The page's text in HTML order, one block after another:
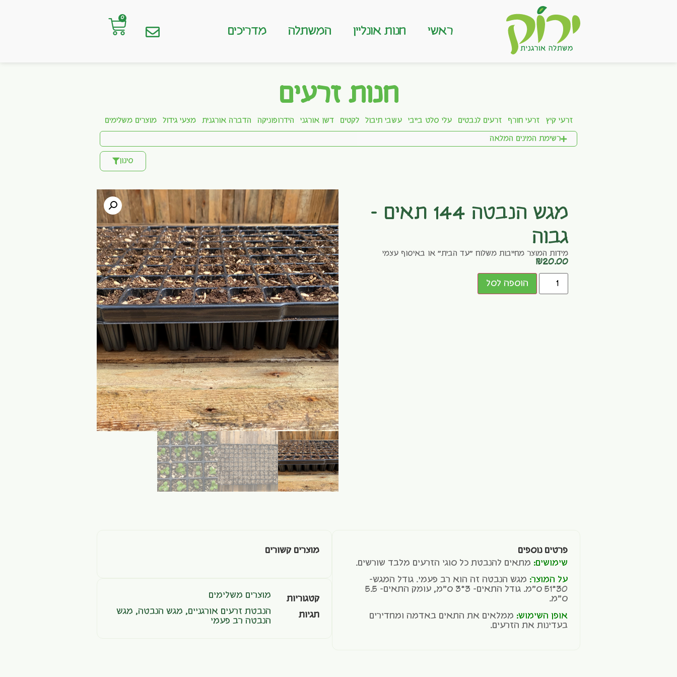
ראשי חנות אונליין המשתלה מדריכים
0
חנות זרעים
זרעי קיץ זרעי חורף זרעים לנבטים עלי סלט בייבי עשבי תיבול לקטים דשן אורגני הידרופוניקה הדברה אורגנית מצעי גידול מוצרים משלימים
רשימת המינים המלאה
סינון
מגש הנבטה 144 תאים –
גבוה
מידות המוצר מחייבות משלוח "עד הבית" או באיסוף עצמי
₪20.00
הוספה לסל
פרטים נוספים
שימושים: מתאים להנבטת כל סוגי הזרעים מלבד שורשים.
על המוצר: מגש הנבטה זה הוא רב פעמי. גודל המגש-
30*51 ס"מ. גודל התאים- 3*3 ס"מ, עומק התאים- 5.5
ס"מ.
אופן השימוש: ממלאים את התאים באדמה ומחדירים
בעדינות את הזרעים.
מוצרים קשורים
קטגוריות מוצרים משלימים
תגיות הנבטת זרעים אורגניים, מגש הנבטה, מגש
הנבטה רב פעמי